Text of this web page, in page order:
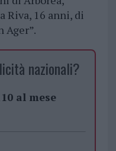
Riva, 16 anni, di
Ager”.
nazionali?
al mese